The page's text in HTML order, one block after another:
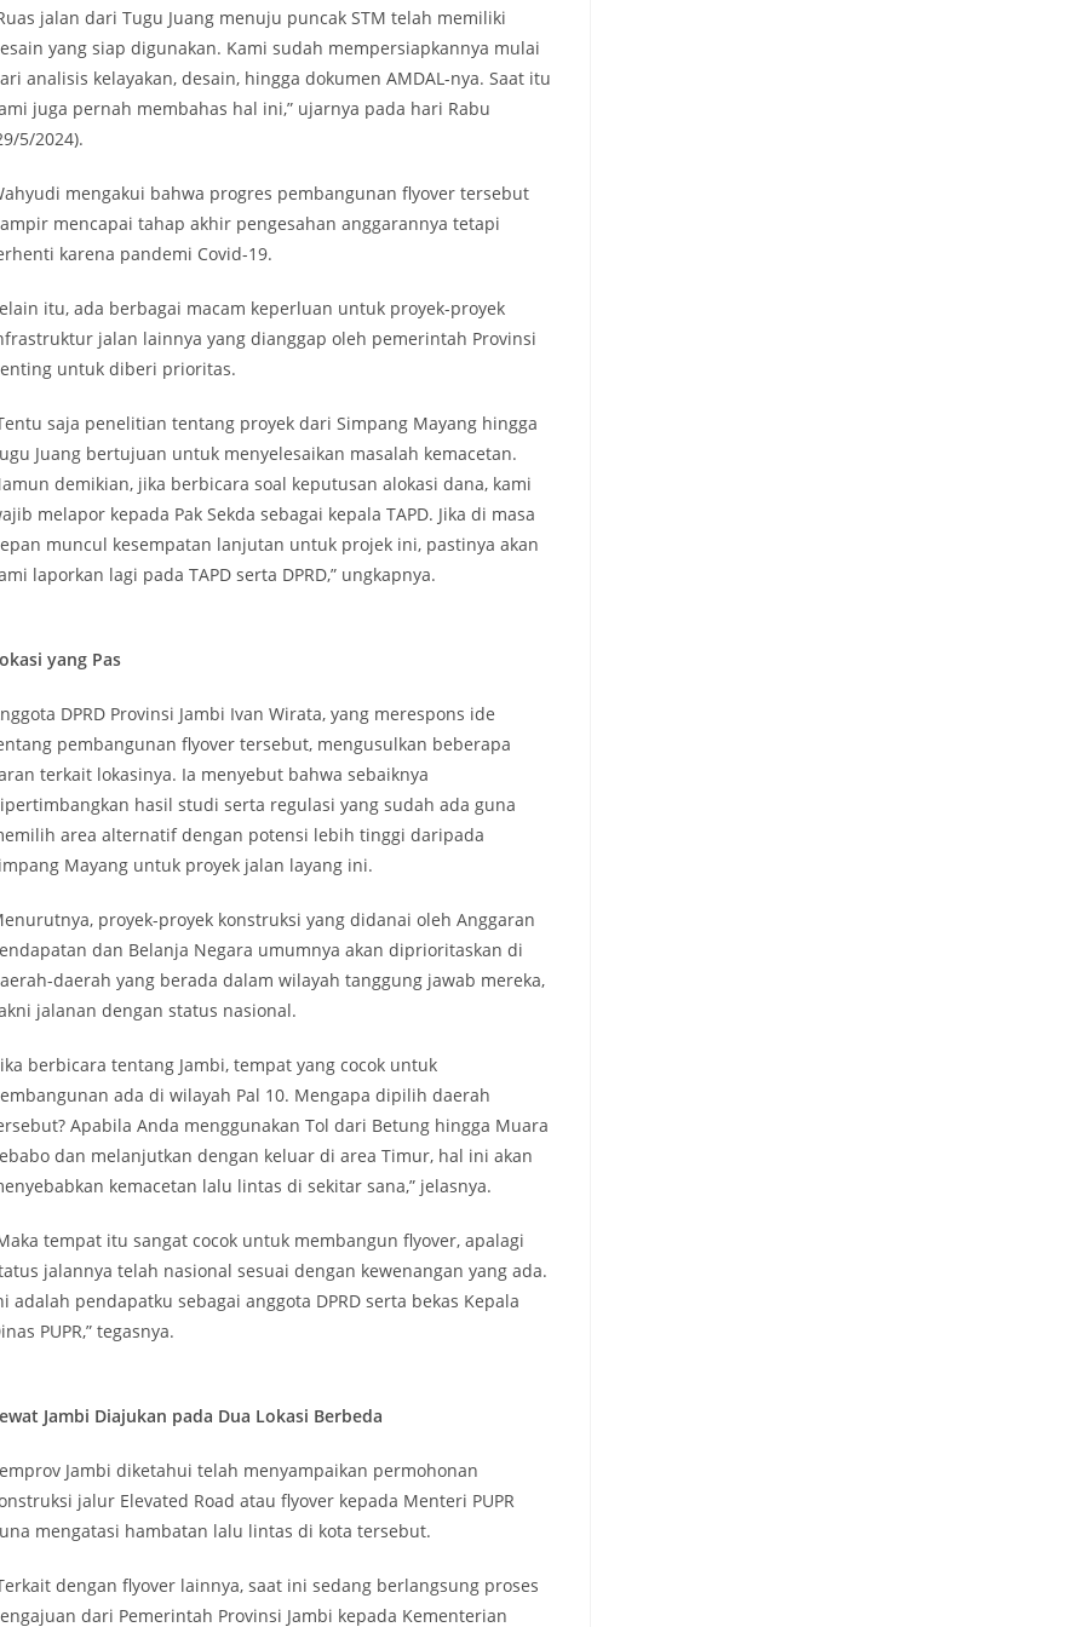
jalan dari Tugu Juang menuju puncak STM telah memiliki
yang siap digunakan. Kami sudah mempersiapkannya mulai
analisis kelayakan, desain, hingga dokumen AMDAL-nya. Saat itu
juga pernah membahas hal ini,” ujarnya pada hari Rabu
5/2024).
mengakui bahwa progres pembangunan flyover tersebut
mencapai tahap akhir pengesahan anggarannya tetapi
karena pandemi Covid-19.
itu, ada berbagai macam keperluan untuk proyek-proyek
jalan lainnya yang dianggap oleh pemerintah Provinsi
untuk diberi prioritas.
saja penelitian tentang proyek dari Simpang Mayang hingga
Juang bertujuan untuk menyelesaikan masalah kemacetan.
demikian, jika berbicara soal keputusan alokasi dana, kami
melapor kepada Pak Sekda sebagai kepala TAPD. Jika di masa
muncul kesempatan lanjutan untuk projek ini, pastinya akan
laporkan lagi pada TAPD serta DPRD,” ungkapnya.
yang Pas
DPRD Provinsi Jambi Ivan Wirata, yang merespons ide
pembangunan flyover tersebut, mengusulkan beberapa
terkait lokasinya. Ia menyebut bahwa sebaiknya
hasil studi serta regulasi yang sudah ada guna
area alternatif dengan potensi lebih tinggi daripada
Mayang untuk proyek jalan layang ini.
proyek-proyek konstruksi yang didanai oleh Anggaran
dan Belanja Negara umumnya akan diprioritaskan di
daerah yang berada dalam wilayah tanggung jawab mereka,
jalanan dengan status nasional.
berbicara tentang Jambi, tempat yang cocok untuk
ada di wilayah Pal 10. Mengapa dipilih daerah
Apabila Anda menggunakan Tol dari Betung hingga Muara
dan melanjutkan dengan keluar di area Timur, hal ini akan
kemacetan lalu lintas di sekitar sana,” jelasnya.
tempat itu sangat cocok untuk membangun flyover, apalagi
jalannya telah nasional sesuai dengan kewenangan yang ada.
adalah pendapatku sebagai anggota DPRD serta bekas Kepala
PUPR,” tegasnya.
Jambi Diajukan pada Dua Lokasi Berbeda
Jambi diketahui telah menyampaikan permohonan
jalur Elevated Road atau flyover kepada Menteri PUPR
mengatasi hambatan lalu lintas di kota tersebut.
dengan flyover lainnya, saat ini sedang berlangsung proses
dari Pemerintah Provinsi Jambi kepada Kementerian